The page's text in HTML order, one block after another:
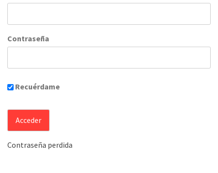
Contraseña
Recuérdame
Contraseña perdida